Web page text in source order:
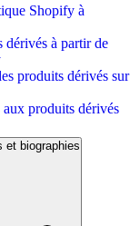
Shopify à
dérivés à partir de
produits dérivés sur
produits dérivés
et biographies